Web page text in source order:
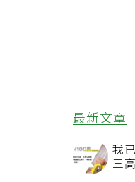
最新文章
我
三